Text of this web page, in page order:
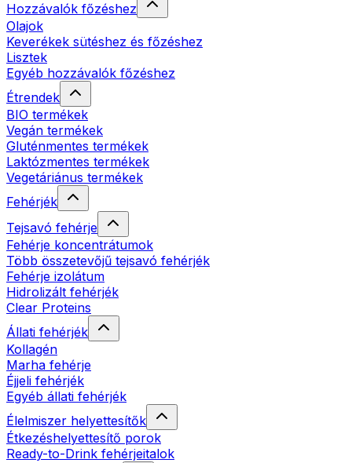
Hozzávalók főzéshez
Olajok
Keverékek sütéshez és főzéshez
Lisztek
Egyéb hozzávalók főzéshez
Étrendek
BIO termékek
Vegán termékek
Gluténmentes termékek
Laktózmentes termékek
Vegetáriánus termékek
Fehérjék
Tejsavó fehérje
Fehérje koncentrátumok
Több összetevőjű tejsavó fehérjék
Fehérje izolátum
Hidrolizált fehérjék
Clear Proteins
Állati fehérjék
Kollagén
Marha fehérje
Éjjeli fehérjék
Egyéb állati fehérjék
Élelmiszer helyettesítők
Étkezéshelyettesítő porok
Ready-to-Drink fehérjeitalok